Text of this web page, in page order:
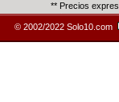
** Precios
© 2002/2022 Solo10.com